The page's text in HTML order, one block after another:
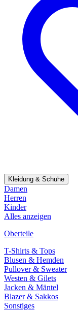
Kleidung & Schuhe
Damen
Herren
Kinder
Alles anzeigen
Oberteile
T-Shirts & Tops
Blusen & Hemden
Pullover & Sweater
Westen & Gilets
Jacken & Mäntel
Blazer & Sakkos
Sonstiges